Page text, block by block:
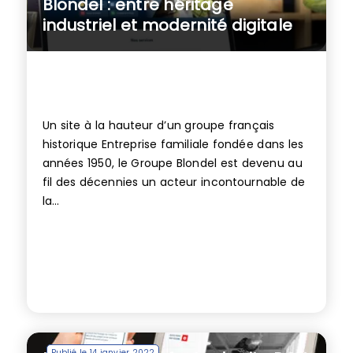
industriel et modernité digitale
Un site à la hauteur d’un groupe français
historique Entreprise familiale fondée dans les
années 1950, le Groupe Blondel est devenu au
fil des décennies un acteur incontournable de
la...